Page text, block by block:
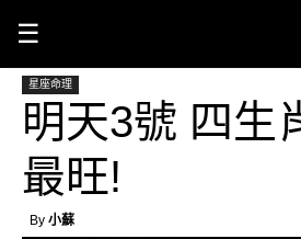
☰
星座命理
明天3號 四生
最旺!
By 小蘇